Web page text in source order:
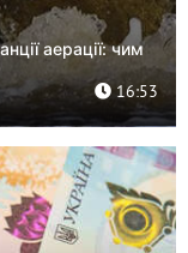
аерації: чим
16:53